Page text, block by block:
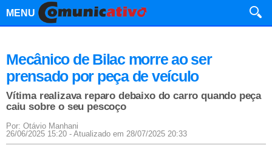
MENU
Mecânico de Bilac morre ao ser
prensado por peça de veículo
Vítima realizava reparo debaixo do carro quando peça
caiu sobre o seu pescoço
Por: Otávio Manhani
26/06/2025 15:20 - Atualizado em 28/07/2025 20:33